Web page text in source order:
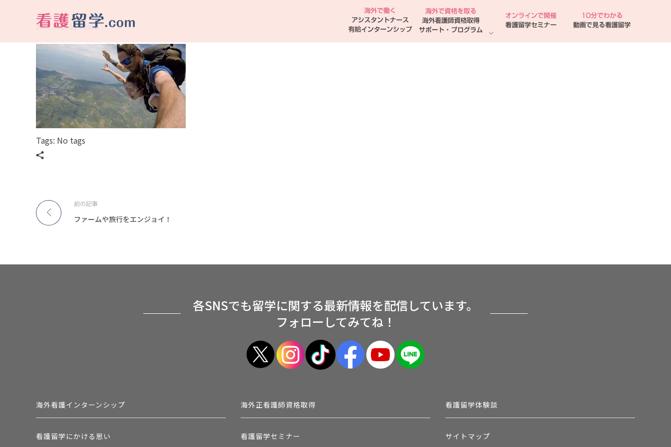
看護留学.com
World Avenueは海外就職、 永住を目指す看護留学をサポートします !
2018.10.24 bykenta
Tags: No tags
前の記事
ファームや旅行をエンジョイ！
各SNSでも留学に関する最新情報を配信しています。
フォローしてみてね！
海外看護インターンシップ
看護留学にかける思い
海外正看護師資格取得
看護留学セミナー
看護留学体験談
サイトマップ